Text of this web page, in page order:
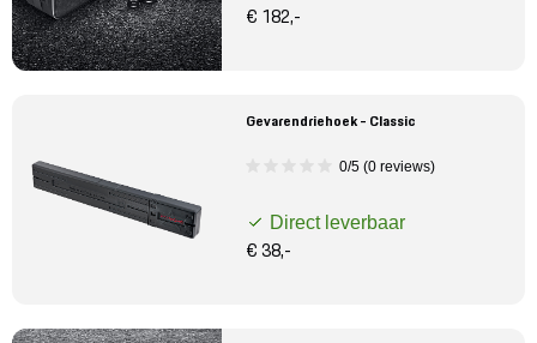
€ 182,-
Gevarendriehoek - Classic
0/5 (0 reviews)
Direct leverbaar
€ 38,-